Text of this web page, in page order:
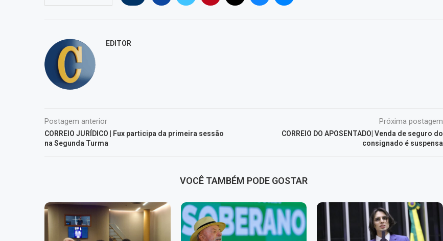
EDITOR
Postagem anterior
CORREIO JURÍDICO | Fux participa da primeira sessão
na Segunda Turma
Próxima postagem
CORREIO DO APOSENTADO| Venda de seguro do
consignado é suspensa
VOCÊ TAMBÉM PODE GOSTAR